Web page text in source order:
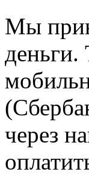
Мы
деньги.
через